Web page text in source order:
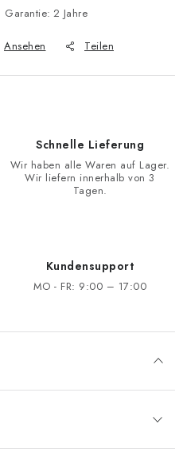
Garantie: 2 Jahre
Ansehen Teilen
Schnelle Lieferung
Wir haben alle Waren auf Lager.
Wir liefern innerhalb von 3
Tagen.
Kundensupport
MO - FR: 9:00 – 17:00